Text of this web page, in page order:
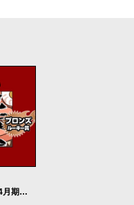
地獄参り/2022年4月期ブロンズルーキー賞